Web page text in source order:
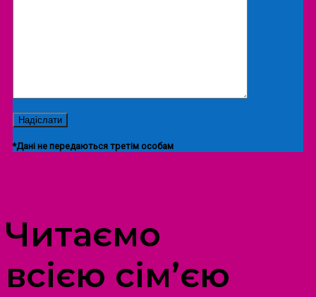
*Дані не передаються третім особам
Читаємо
всією сім’єю